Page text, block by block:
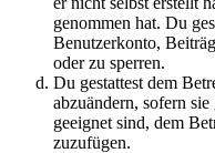
genommen hat. Du
Benutzerkonto,
oder zu sperren.
Du gestattest dem
abzuändern, sofern
geeignet sind, dem
zuzufügen.